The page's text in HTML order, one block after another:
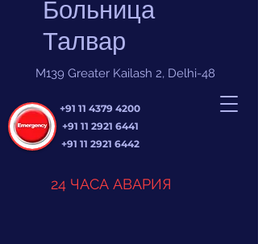
Больница
Талвар
+91 11 4379 4200
+91 11 2921 6441
+91 11 2921 6442
24 ЧАСА АВАРИЯ
M139 Greater Kailash 2, Delhi-48